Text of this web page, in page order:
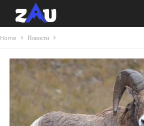
Home Новости